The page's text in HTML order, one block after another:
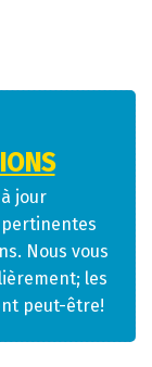
jour
Nous vous
les
peut-être!